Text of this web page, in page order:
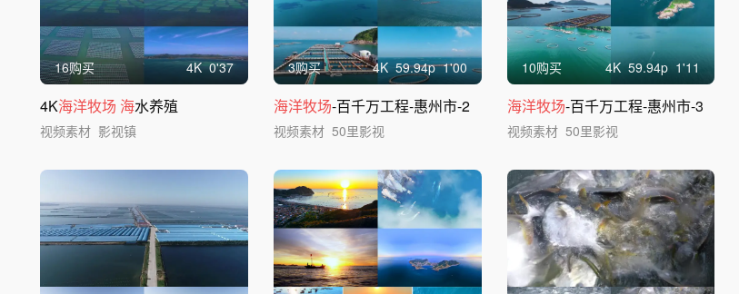
16购买 4K 0'37
4K海洋牧场 海水养殖
视频素材 影视镇
3购买 4K 59.94p 1'00
海洋牧场-百千万工程-惠州市-2
视频素材 50里影视
10购买 4K 59.94p 1'11
海洋牧场-百千万工程-惠州市-3
视频素材 50里影视